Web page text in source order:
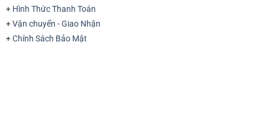
+ Hình Thức Thanh Toán
+Vận chuyển - Giao Nhận
+Chính Sách Bảo Mật